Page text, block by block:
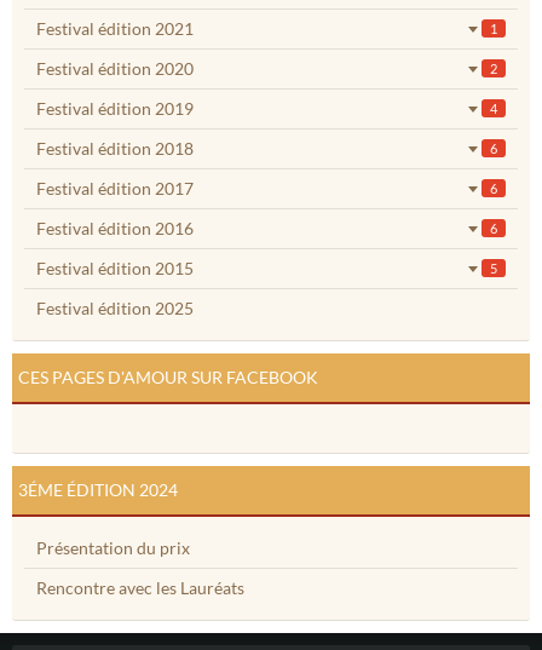
Festival édition 2021 1
Festival édition 2020 2
Festival édition 2019 4
Festival édition 2018 6
Festival édition 2017 6
Festival édition 2016 6
Festival édition 2015 5
Festival édition 2025
CES PAGES D'AMOUR SUR FACEBOOK
3ÉME ÉDITION 2024
Présentation du prix
Rencontre avec les Lauréats